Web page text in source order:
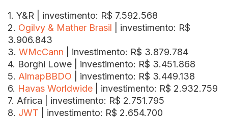
1. Y&R | investimento: R$ 7.592.568
2. Ogilvy & Mather Brasil | investimento: R$
3.906.843
3. WMcCann | investimento: R$ 3.879.784
4. Borghi Lowe | investimento: R$ 3.451.868
5. AlmapBBDO | investimento: R$ 3.449.138
6. Havas Worldwide | investimento: R$ 2.932.759
7. Africa | investimento: R$ 2.751.795
8. JWT | investimento: R$ 2.654.700